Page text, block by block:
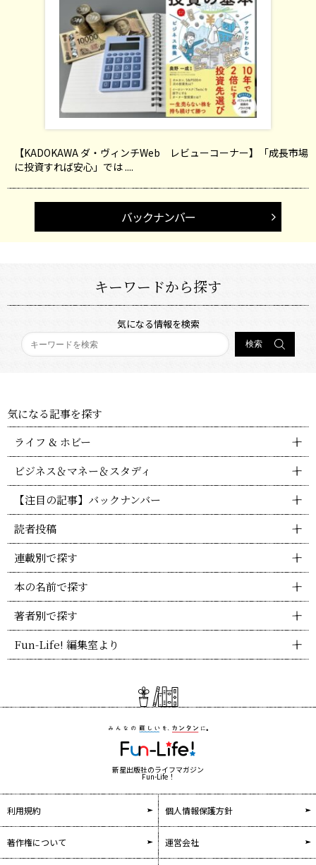
【KADOKAWA ダ・ヴィンチWeb レビューコーナー】「成長市場
に投資すれば安心」では ....
バックナンバー
キーワードから探す
気になる情報を検索
気になる記事を探す
ライフ & ホビー
ビジネス＆マネー＆スタディ
【注目の記事】バックナンバー
読者投稿
連載別で探す
本の名前で探す
著者別で探す
Fun-Life! 編集室より
新星出版社のライフマガジン
Fun-Life！
利用規約 個人情報保護方針
著作権について 運営会社